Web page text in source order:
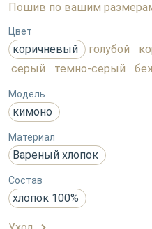
Пошив по вашим
Цвет
коричневый голубой
серый
темно-серый
Модель
кимоно
Материал
Вареный хлопок
Состав
хлопок 100%